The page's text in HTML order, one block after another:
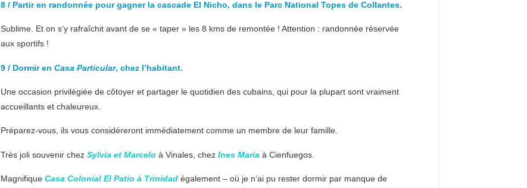
8 / Partir en randonnée pour gagner la cascade El Nicho, dans le Parc National Topes de Collantes.
Sublime. Et on s’y rafraîchit avant de se « taper » les 8 kms de remontée ! Attention : randonnée réservée
aux sportifs !
9 / Dormir en Casa Particular, chez l’habitant.
Une occasion privilégiée de côtoyer et partager le quotidien des cubains, qui pour la plupart sont vraiment
accueillants et chaleureux.
Préparez-vous, ils vous considéreront immédiatement comme un membre de leur famille.
Très joli souvenir chez Sylvia et Marcelo à Vinales, chez Ines Maria à Cienfuegos.
Magnifique Casa Colonial El Patio à Trinidad également – où je n’ai pu rester dormir par manque de